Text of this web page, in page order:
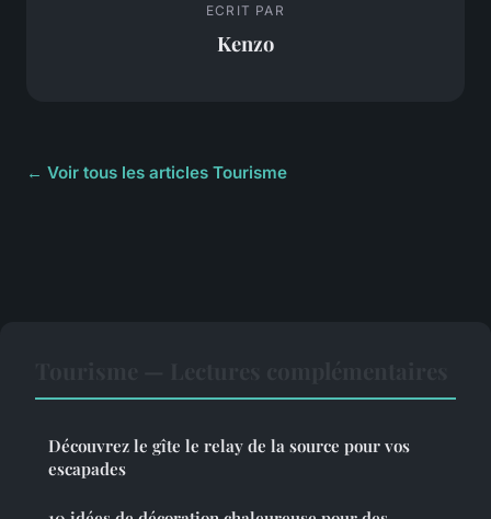
ECRIT PAR
Kenzo
← Voir tous les articles Tourisme
Découvrez le gîte le relay de la source pour vos
escapades